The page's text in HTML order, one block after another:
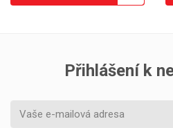
Přihlášení k